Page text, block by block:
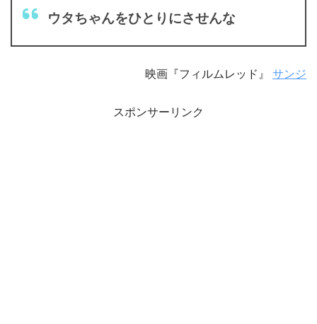
ウタちゃんをひとりにさせんな
映画『フィルムレッド』 サンジ
スポンサーリンク